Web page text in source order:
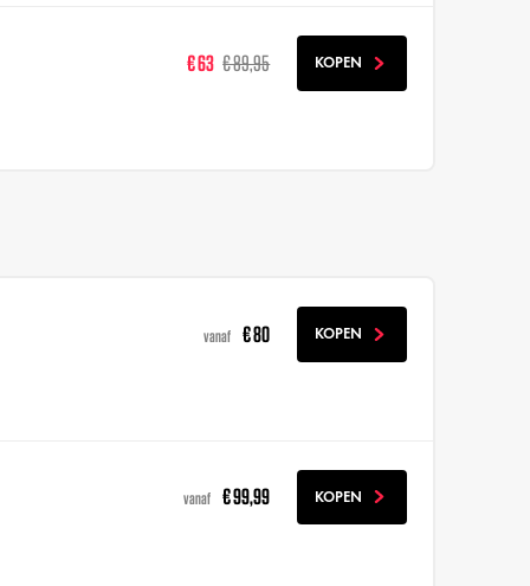
€ 63 € 89,95 KOPEN
vanaf € 80 KOPEN
vanaf € 99,99 KOPEN